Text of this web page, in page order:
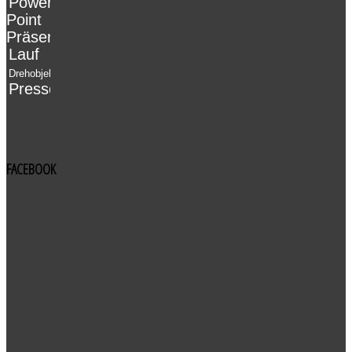
Point
Präsenation
Lauf
Drehobjekt
Pressearbeit
FACEBOOK